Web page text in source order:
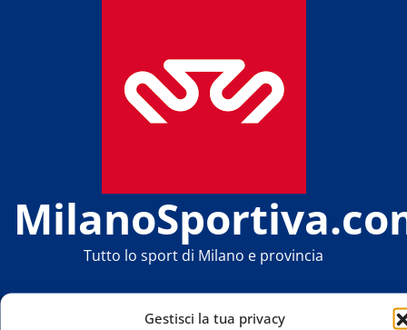
Gestisci la tua privacy
Tutto lo sport di Milano e provincia